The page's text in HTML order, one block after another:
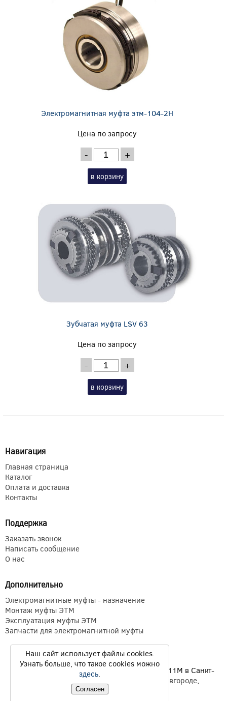
Электромагнитная муфта этм-104-2Н
Цена по запросу
- +
в корзину
Зубчатая муфта LSV 63
Цена по запросу
- +
в корзину
Навигация
Главная страница
Каталог
Оплата и доставка
Контакты
Поддержка
Заказать звонок
Написать сообщение
О нас
Дополнительно
Электромагнитные муфты - назначение
Монтаж муфты ЭТМ
Эксплуатация муфты ЭТМ
Запчасти для электромагнитной муфты
Электромагнитные муфты ЭТМ Э1ТМ ETM Э11М в Санкт-
Екатеринбурге Нижнем Новгороде,
Новосибирске
Наш сайт использует файлы cookies.
Узнать больше, что такое cookies можно
здесь.
Согласен